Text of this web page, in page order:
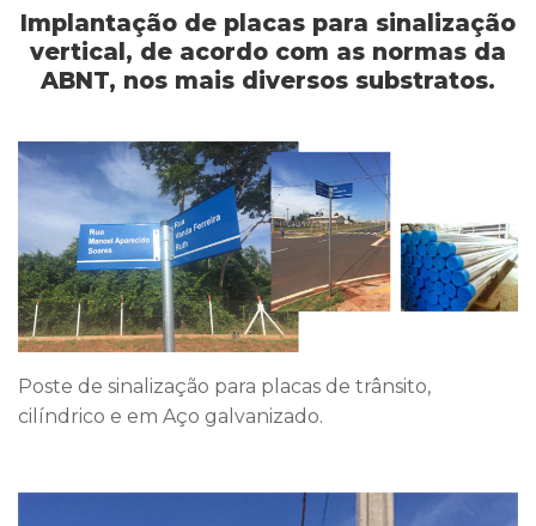
Implantação de placas para sinalização
vertical, de acordo com as normas da
ABNT, nos mais diversos substratos.
Poste de sinalização para placas de trânsito,
cilíndrico e em Aço galvanizado.